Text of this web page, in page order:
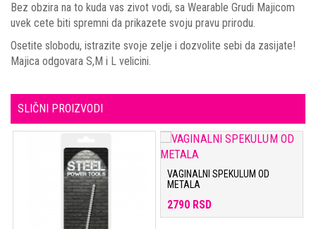
Bez obzira na to kuda vas zivot vodi, sa Wearable Grudi Majicom
uvek cete biti spremni da prikazete svoju pravu prirodu.
Osetite slobodu, istrazite svoje zelje i dozvolite sebi da zasijate!
Majica odgovara S,M i L velicini.
SLIČNI PROIZVODI
VAGINALNI SPEKULUM OD
METALA
2790 RSD